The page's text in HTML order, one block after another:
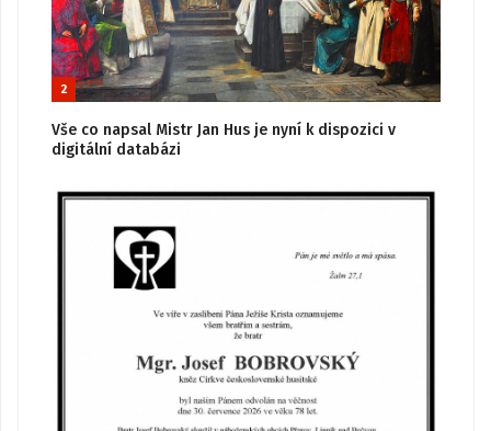
2
Vše co napsal Mistr Jan Hus je nyní k dispozici v
digitální databázi